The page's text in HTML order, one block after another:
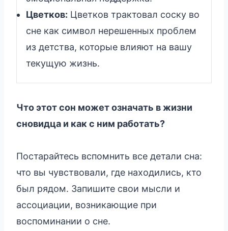
Цветков: Цветков трактовал соску во
сне как символ нерешенных проблем
из детства, которые влияют на вашу
текущую жизнь.
Что этот сон может означать в жизни
сновидца и как с ним работать?
Постарайтесь вспомнить все детали сна:
что вы чувствовали, где находились, кто
был рядом. Запишите свои мысли и
ассоциации, возникающие при
воспоминании о сне.